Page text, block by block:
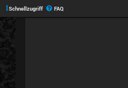
Schnellzugriff FAQ